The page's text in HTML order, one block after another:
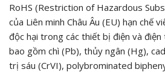
RoHS (Restriction of Hazardous
của Liên minh Châu Âu (EU) hạn chế
độc hại trong các thiết bị điện và điện
bao gồm chì (Pb), thủy ngân (Hg),
trị sáu (CrVI), polybrominated